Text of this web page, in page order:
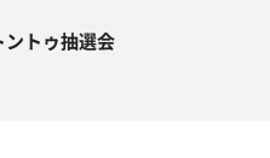
ントゥ抽選会